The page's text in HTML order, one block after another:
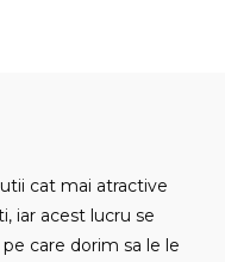
cat mai atractive
iar acest lucru se
care dorim sa le le